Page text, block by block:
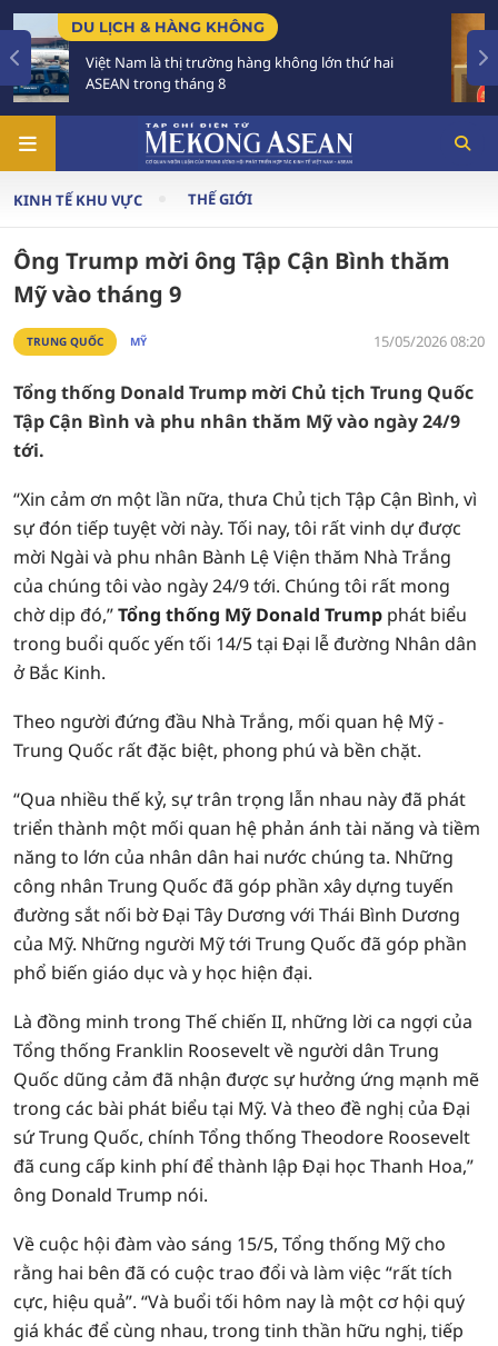
hai
CHÍNH SÁCH
Tạo khuôn khổ pháp lý ổn định, đột phá
triển các đô thị lớn
KINH TẾ KHU VỰC THẾ GIỚI
Ông Trump mời ông Tập Cận Bình thăm
Mỹ vào tháng 9
TRUNG QUỐC MỸ 15/05/2026 08:20
Tổng thống Donald Trump mời Chủ tịch Trung Quốc
Tập Cận Bình và phu nhân thăm Mỹ vào ngày 24/9
tới.
“Xin cảm ơn một lần nữa, thưa Chủ tịch Tập Cận Bình, vì
sự đón tiếp tuyệt vời này. Tối nay, tôi rất vinh dự được
mời Ngài và phu nhân Bành Lệ Viện thăm Nhà Trắng
của chúng tôi vào ngày 24/9 tới. Chúng tôi rất mong
chờ dịp đó,”Tổng thống Mỹ Donald Trump phát biểu
trong buổi quốc yến tối 14/5 tại Đại lễ đường Nhân dân
ở Bắc Kinh.
Theo người đứng đầu Nhà Trắng, mối quan hệ Mỹ -
Trung Quốc rất đặc biệt, phong phú và bền chặt.
“Qua nhiều thế kỷ, sự trân trọng lẫn nhau này đã phát
triển thành một mối quan hệ phản ánh tài năng và tiềm
năng to lớn của nhân dân hai nước chúng ta. Những
công nhân Trung Quốc đã góp phần xây dựng tuyến
đường sắt nối bờ Đại Tây Dương với Thái Bình Dương
của Mỹ. Những người Mỹ tới Trung Quốc đã góp phần
phổ biến giáo dục và y học hiện đại.
Là đồng minh trong Thế chiến II, những lời ca ngợi của
Tổng thống Franklin Roosevelt về người dân Trung
Quốc dũng cảm đã nhận được sự hưởng ứng mạnh mẽ
trong các bài phát biểu tại Mỹ. Và theo đề nghị của Đại
sứ Trung Quốc, chính Tổng thống Theodore Roosevelt
đã cung cấp kinh phí để thành lập Đại học Thanh Hoa,”
ông Donald Trump nói.
Về cuộc hội đàm vào sáng 15/5, Tổng thống Mỹ cho
rằng hai bên đã có cuộc trao đổi và làm việc “rất tích
cực, hiệu quả”. “Và buổi tối hôm nay là một cơ hội quý
giá khác để cùng nhau, trong tinh thần hữu nghị, tiếp